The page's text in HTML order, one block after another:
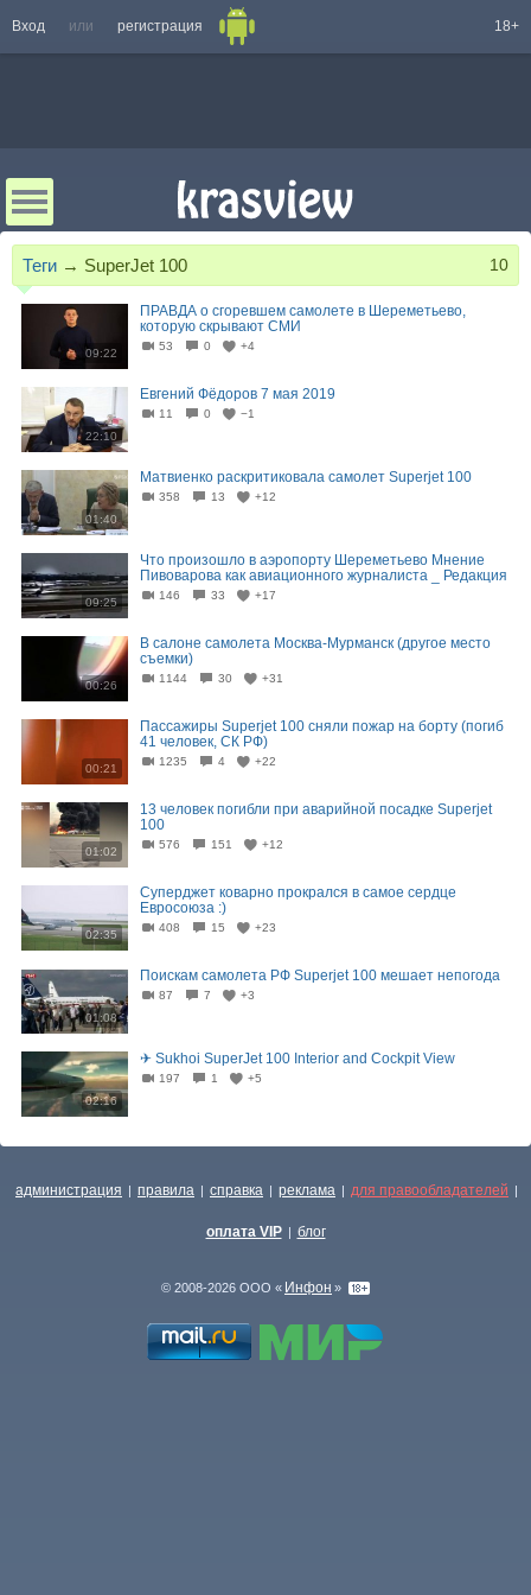
Вход или регистрация 18+
Теги → SuperJet 100 10
09:22
ПРАВДА о сгоревшем самолете в Шереметьево,
которую скрывают СМИ
53 0 +4
22:10
Евгений Фёдоров 7 мая 2019
11 0 −1
01:40
Матвиенко раскритиковала самолет Superjet 100
358 13 +12
09:25
Что произошло в аэропорту Шереметьево Мнение
Пивоварова как авиационного журналиста _ Редакция
146 33 +17
00:26
В салоне самолета Москва-Мурманск (другое место
съемки)
1144 30 +31
00:21
Пассажиры Superjet 100 сняли пожар на борту (погиб
41 человек, СК РФ)
1235 4 +22
01:02
13 человек погибли при аварийной посадке Superjet
100
576 151 +12
02:35
Суперджет коварно прокрался в самое сердце
Евросоюза :)
408 15 +23
01:08
Поискам самолета РФ Superjet 100 мешает непогода
87 7 +3
02:16
✈ Sukhoi SuperJet 100 Interior and Cockpit View
197 1 +5
администрация | правила | справка | реклама | для правообладателей |
оплата VIP | блог
© 2008-2026 ООО « Инфон »